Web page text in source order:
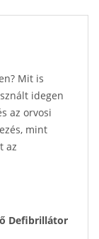
Mit is
idegen
az orvosi
mint
az
Defibrillátor